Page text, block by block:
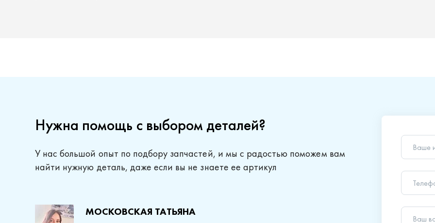
Нужна помощь с выбором деталей?
У нас большой опыт по подбору запчастей, и мы с радостью поможем вам
найти нужную деталь, даже если вы не знаете ее артикул
МОСКОВСКАЯ ТАТЬЯНА
Ваше
Ваш